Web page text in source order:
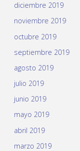
diciembre 2019
noviembre 2019
octubre 2019
septiembre 2019
agosto 2019
julio 2019
junio 2019
mayo 2019
abril 2019
marzo 2019